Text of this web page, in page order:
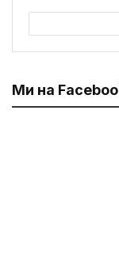
Ми на